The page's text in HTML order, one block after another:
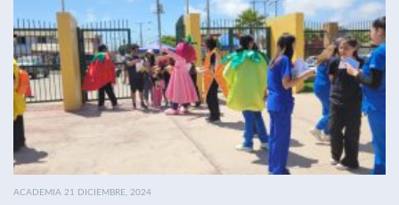
ACADEMIA 21 DICIEMBRE, 2024